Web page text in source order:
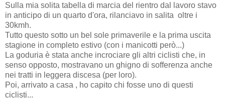
Sulla mia solita tabella di marcia del rientro dal lavoro stavo
in anticipo di un quarto d'ora, rilanciavo in salita oltre i
30kmh.
Tutto questo sotto un bel sole primaverile e la prima uscita
stagione in completo estivo (con i manicotti però...)
La goduria è stata anche incrociare gli altri ciclisti che, in
senso opposto, mostravano un ghigno di sofferenza anche
nei tratti in leggera discesa (per loro).
Poi, arrivato a casa , ho capito chi fosse uno di questi
ciclisti...